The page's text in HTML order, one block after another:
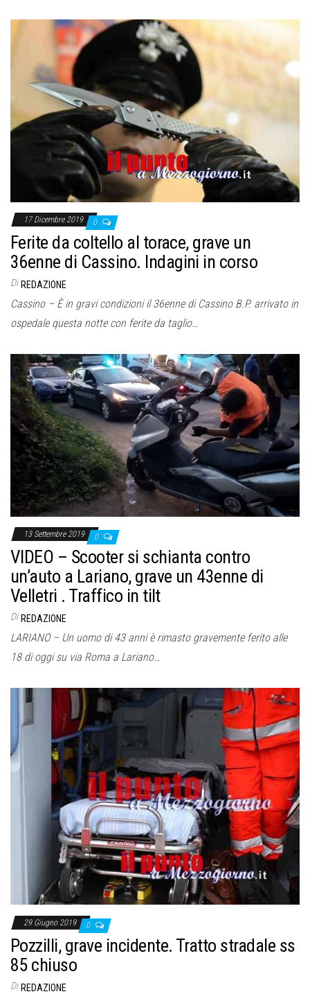
17 Dicembre 2019 0
Ferite da coltello al torace, grave un
36enne di Cassino. Indagini in corso
Di REDAZIONE
Cassino – È in gravi condizioni il 36enne di Cassino B.P. arrivato in
ospedale questa notte con ferite da taglio…
13 Settembre 2019 0
VIDEO – Scooter si schianta contro
un’auto a Lariano, grave un 43enne di
Velletri . Traffico in tilt
Di REDAZIONE
LARIANO – Un uomo di 43 anni è rimasto gravemente ferito alle
18 di oggi su via Roma a Lariano…
29 Giugno 2019 0
Pozzilli, grave incidente. Tratto stradale ss
85 chiuso
Di REDAZIONE